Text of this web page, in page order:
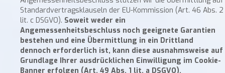
Standardvertragsklauseln der EU-Kommission (Art. 46 Abs. 2
lit. c DSGVO). Soweit weder ein
Angemessenheitsbeschluss noch geeignete Garantien
bestehen und eine Übermittlung in ein Drittland
dennoch erforderlich ist, kann diese ausnahmsweise auf
Grundlage Ihrer ausdrücklichen Einwilligung im Cookie-
Banner erfolgen (Art. 49 Abs. 1 lit. a DSGVO).